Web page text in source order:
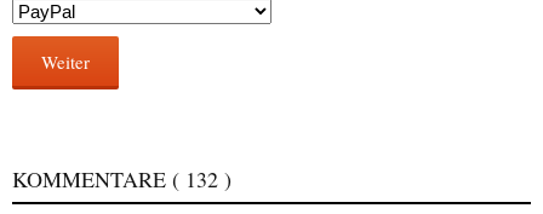
Weiter
KOMMENTARE ( 132 )